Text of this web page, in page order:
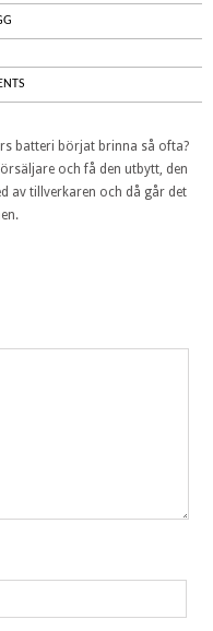
batteri börjat brinna så ofta?
och få den utbytt, den
av tillverkaren och då går det